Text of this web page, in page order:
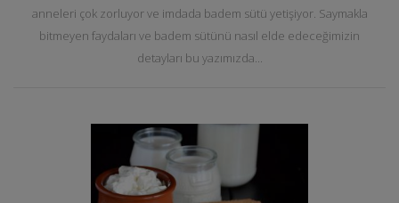
anneleri çok zorluyor ve imdada badem sütü yetişiyor. Saymakla
bitmeyen faydaları ve badem sütünü nasıl elde edeceğimizin
detayları bu yazımızda...